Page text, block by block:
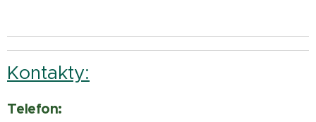
Kontakty:
Telefon: